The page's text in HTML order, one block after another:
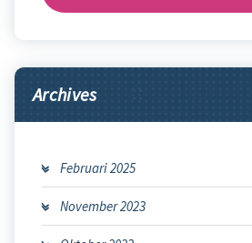
Archives
Februari 2025
November 2023